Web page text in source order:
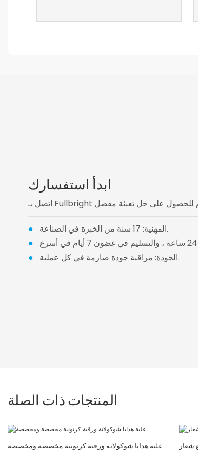
ابدأ استفسارك
●
المهنية: 17 سنة من الخبرة في الصناعة.
●
●
الجودة: مراقبة جودة صارمة في كل عملية.
المنتجات ذات الصلة
علبة هدايا شوكولاتة ورقية كرتونية مخصصة ومخصصة
شعار